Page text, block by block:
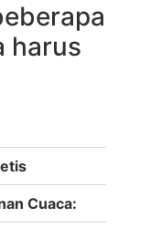
harus
Cuaca: